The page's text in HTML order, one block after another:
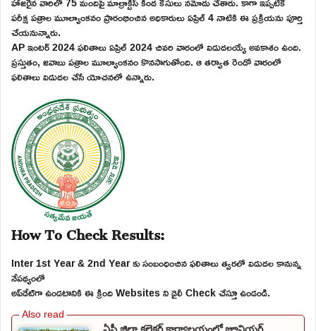
పరీక్ష పత్రాల మూల్యాంకనం ప్రారంభించిన అధికారులు ఏప్రిల్ 4 నాటికి ఈ ప్రక్రియను పూర్తి
చేయనున్నారు.
AP ఇంటర్ 2024 ఫలితాలు ఏప్రిల్ 2024 చివరి వారంలో విడుదలయ్యే అవకాశం ఉంది.
ప్రస్తుతం, జవాబు పత్రాల మూల్యాంకనం కొనసాగుతోంది. ఆ తర్వాత రెండో వారంలో
ఫలితాలు విడుదల చేసే యోచనలో ఉన్నారు.
How To Check Results:
Inter 1st Year & 2nd Year కు సంబంధించిన ఫలితాలు త్వరలో విడుదల కానున్న
నేపథ్యంలో
అప్‌డేట్‌గా ఉండటానికి ఈ క్రింది Websites ని డైలీ Check చేస్తూ ఉండండి.